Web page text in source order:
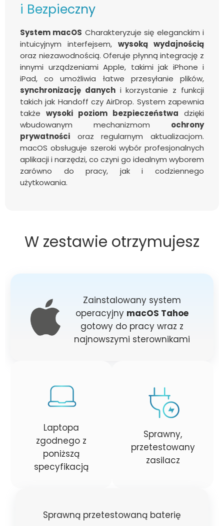
i Bezpieczny
System macOS Charakteryzuje się eleganckim i
intuicyjnym interfejsem, wysoką wydajnością
oraz niezawodnością. Oferuje płynną integrację z
innymi urządzeniami Apple, takimi jak iPhone i
iPad, co umożliwia łatwe przesyłanie plików,
synchronizację danychi korzystanie z funkcji
takich jak Handoff czy AirDrop. System zapewnia
także wysoki poziom bezpieczeństwa dzięki
wbudowanym mechanizmom ochrony
prywatności oraz regularnym aktualizacjom.
macOS obsługuje szeroki wybór profesjonalnych
aplikacji i narzędzi, co czyni go idealnym wyborem
zarówno do pracy, jak i codziennego
użytkowania.
W zestawie otrzymujesz
Zainstalowany system
operacyjny macOS Tahoe
gotowy do pracy wraz z
najnowszymi sterownikami
Laptopa
zgodnego z
poniższą
specyfikacją
Sprawny,
przetestowany
zasilacz
Sprawną przetestowaną baterię